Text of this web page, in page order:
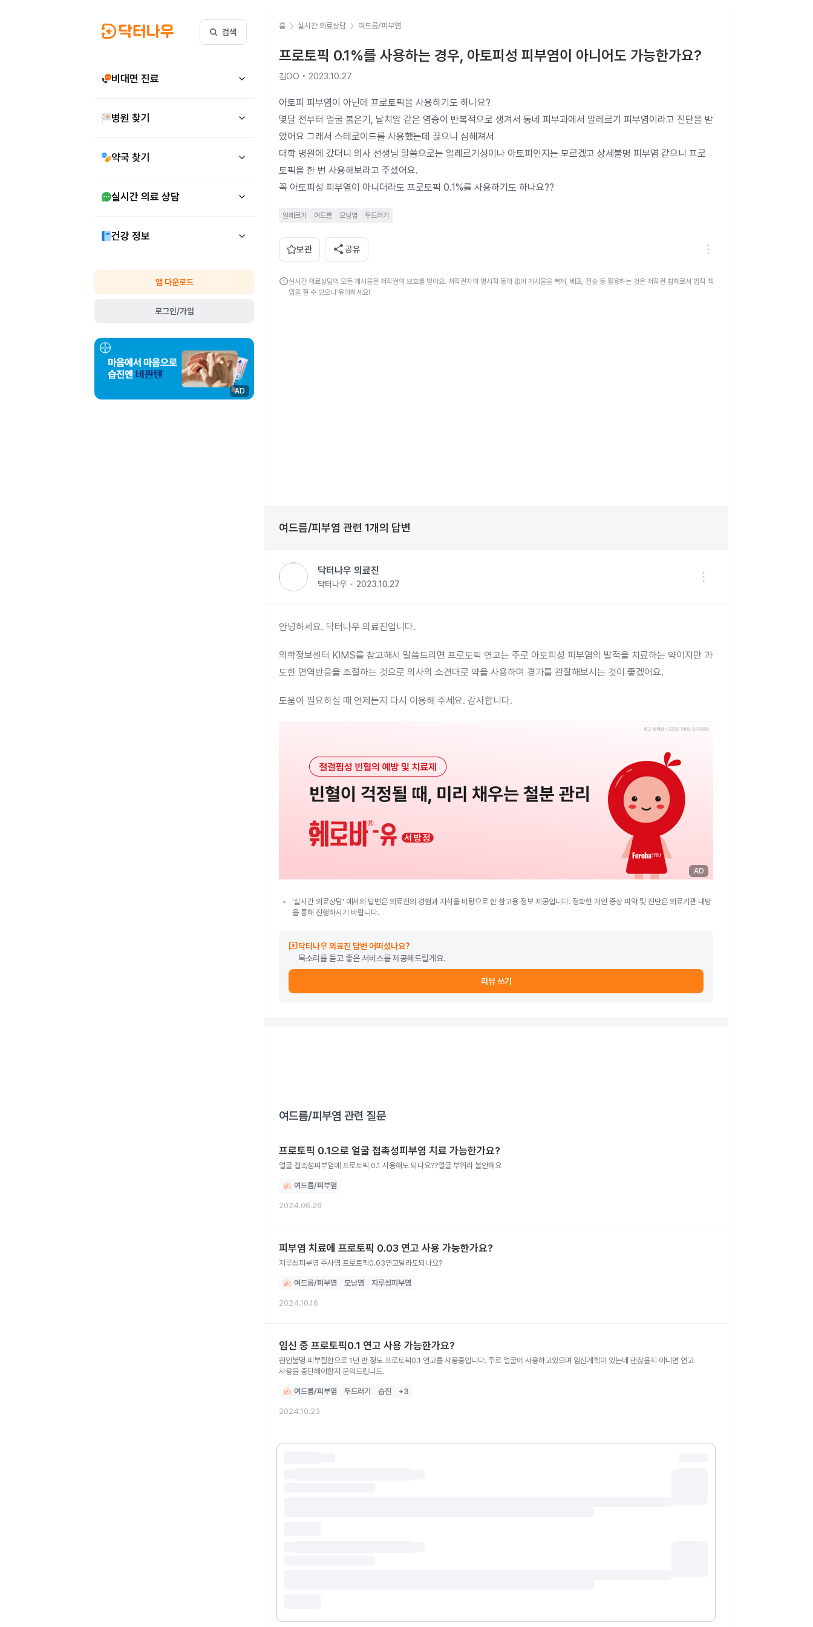
검색
비대면 진료
병원 찾기
약국 찾기
실시간 의료 상담
건강 정보
앱 다운로드
로그인/가입
AD
홈 실시간 의료상담 여드름/피부염
프로토픽 0.1%를 사용하는 경우, 아토피성 피부염이 아니어도 가능한가요?
김OO • 2023.10.27
아토피 피부염이 아닌데 프로토픽을 사용하기도 하나요?
몇달 전부터 얼굴 붉은기, 날치알 같은 염증이 반복적으로 생겨서 동네 피부과에서 알레르기 피부염이라고 진단을 받
았어요 그래서 스테로이드를 사용했는데 끊으니 심해져서
대학 병원에 갔더니 의사 선생님 말씀으로는 알레르기성이나 아토피인지는 모르겠고 상세불명 피부염 같으니 프로
토픽을 한 번 사용해보라고 주셨어요.
꼭 아토피성 피부염이 아니더라도 프로토픽 0.1%를 사용하기도 하나요??
알레르기 여드름 모낭염 두드러기
보관 share공유
error실시간 의료상담의 모든 게시물은 저작권의 보호를 받아요. 저작권자의 명시적 동의 없이 게시물을 복제, 배포, 전송 등 활용하는 것은 저작권 침해로서 법적 책
임을 질 수 있으니 유의하세요!
여드름/피부염 관련 1개의 답변
닥터나우 의료진
닥터나우 2023.10.27
안녕하세요. 닥터나우 의료진입니다.
의학정보센터 KIMS를 참고해서 말씀드리면 프로토픽 연고는 주로 아토피성 피부염의 발적을 치료하는 약이지만 과
도한 면역반응을 조절하는 것으로 의사의 소견대로 약을 사용하며 경과를 관찰해보시는 것이 좋겠어요.
도움이 필요하실 때 언제든지 다시 이용해 주세요. 감사합니다.
AD
'실시간 의료상담' 에서의 답변은 의료진의 경험과 지식을 바탕으로 한 참고용 정보 제공입니다. 정확한 개인 증상 파악 및 진단은 의료기관 내방
을 통해 진행하시기 바랍니다.
reviews닥터나우 의료진 답변 어떠셨나요?
목소리를 듣고 좋은 서비스를 제공해드릴게요.
리뷰 쓰기
여드름/피부염 관련 질문
프로토픽 0.1으로 얼굴 접촉성피부염 치료 가능한가요?
얼굴 접촉성피부염에 프로토픽 0.1 사용해도 되나요??얼굴 부위라 불안해요
여드름/피부염
2024.06.26
피부염 치료에 프로토픽 0.03 연고 사용 가능한가요?
지루성피부염 주사염 프로토픽0.03연고발라도되나요?
여드름/피부염 모낭염 지루성피부염
2024.10.16
임신 중 프로토픽0.1 연고 사용 가능한가요?
원인불명 피부질환으로 1년 반 정도 프로토픽0.1 연고를 사용중입니다. 주로 얼굴에 사용하고있으며 임신계획이 있는데 괜찮을지 아니면 연고
사용을 중단해야할지 문의드립니드.
여드름/피부염 두드러기 습진 +3
2024.10.23